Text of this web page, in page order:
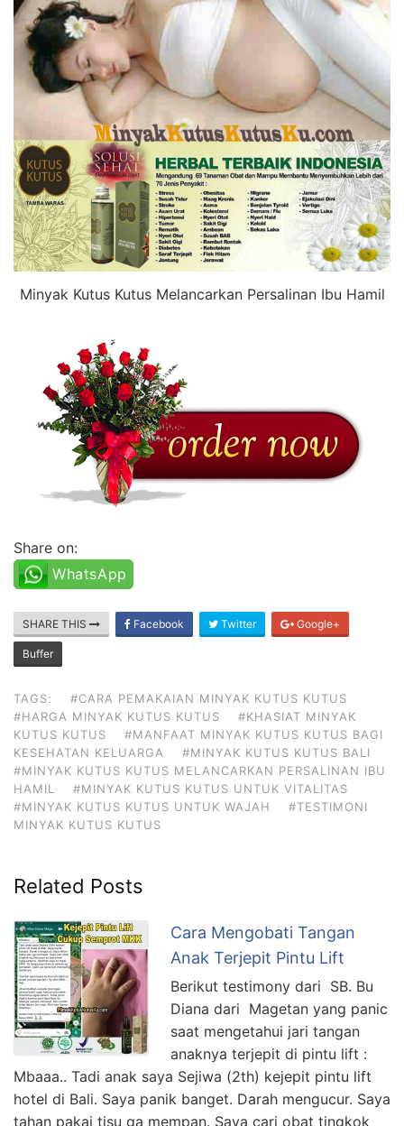
Minyak Kutus Kutus Melancarkan Persalinan Ibu Hamil
Share on:
WhatsApp
SHARE THIS Facebook Twitter Google+
Buffer
TAGS:
#CARA PEMAKAIAN MINYAK KUTUS KUTUS
#HARGA MINYAK KUTUS KUTUS
#KHASIAT MINYAK
KUTUS KUTUS
#MANFAAT MINYAK KUTUS KUTUS BAGI
KESEHATAN KELUARGA
#MINYAK KUTUS KUTUS BALI
#MINYAK KUTUS KUTUS MELANCARKAN PERSALINAN IBU
HAMIL
#MINYAK KUTUS KUTUS UNTUK VITALITAS
#MINYAK KUTUS KUTUS UNTUK WAJAH
#TESTIMONI
MINYAK KUTUS KUTUS
Related Posts
Cara Mengobati Tangan
Anak Terjepit Pintu Lift
Berikut testimony dari SB. Bu
Diana dari Magetan yang panic
saat mengetahui jari tangan
anaknya terjepit di pintu lift :
Mbaaa.. Tadi anak saya Sejiwa (2th) kejepit pintu lift
hotel di Bali. Saya panik banget. Darah mengucur. Saya
tahan pakai tisu ga mempan. Saya cari obat tingkok